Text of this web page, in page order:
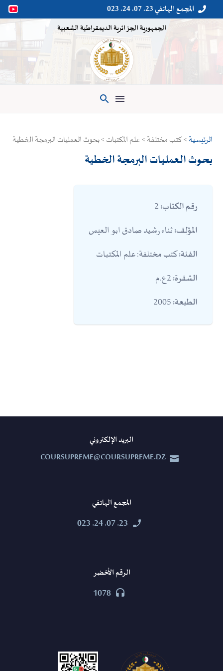

 المجمع الهاتفي 23. 07. 24. 023
الجمهورية الجزائرية الديمقراطية الشعبية

الرئيسية> كتب مختلفة > علم المكتبات > بحوث العمليات البرمجة الخطية
بحوث العمليات البرمجة الخطية
رقم الكتاب:
المؤلف:ثناء رشيد صادق ابو العيس
الفئة:كتب مختلفة: علم المكتبات
الشفرة:
الطبعة:
البريد الإلكتروني


COURSUPREME@COURSUPREME.DZ
المجمع الهاتفي


23. 07. 24. 023
الرقم الأخضر


1078